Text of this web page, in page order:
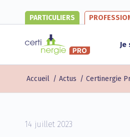
PARTICULIERS
Je
Accueil / Actus / Certinergie
14 juillet 2023